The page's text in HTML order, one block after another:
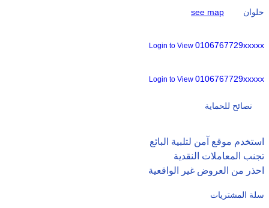
see map
حلوان
Login to View 0106767729xxxxx
Login to View 0106767729xxxxx
نصائح للحماية
استخدم موقع آمن لتلبية البائع
تجنب المعاملات النقدية
احذر من العروض غير الواقعية
سلة المشتريات